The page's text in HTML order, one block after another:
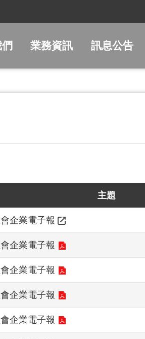
業務資訊 訊息公告
主題
企業電子報
企業電子報
企業電子報
企業電子報
企業電子報